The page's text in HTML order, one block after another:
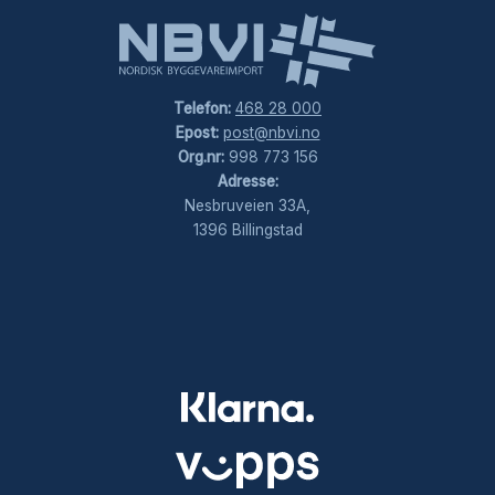
Telefon: 468 28 000
Epost: post@nbvi.no
Org.nr:998 773 156
Adresse:
Nesbruveien 33A,
1396 Billingstad